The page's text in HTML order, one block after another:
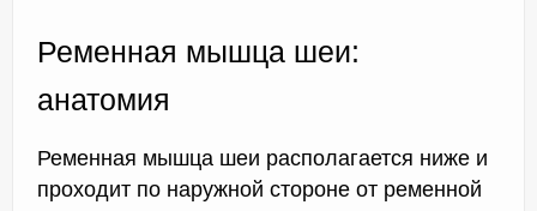
Ременная мышца шеи:
анатомия
Ременная мышца шеи располагается ниже и
проходит по наружной стороне от ременной